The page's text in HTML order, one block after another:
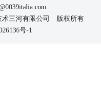
术三河有限公司 版权所有
号-1